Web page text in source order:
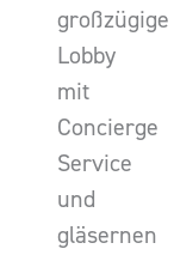
großzügige
Lobby
mit
Concierge
Service
und
gläsernen